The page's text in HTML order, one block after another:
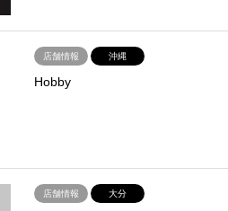
店舗情報 沖縄
Hobby
店舗情報 大分